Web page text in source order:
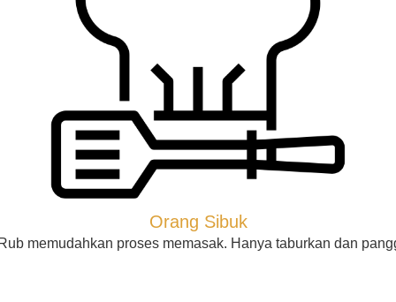
Orang Sibuk
memudahkan proses memasak. Hanya taburkan dan